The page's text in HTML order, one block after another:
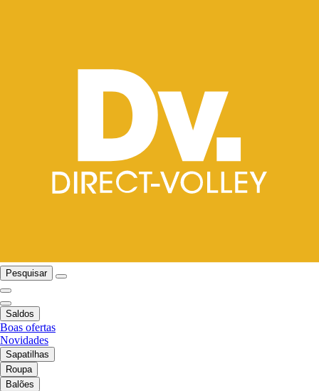
Pesquisar
Saldos
Boas ofertas
Novidades
Sapatilhas
Roupa
Balões